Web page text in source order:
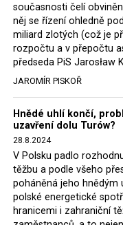
Rozhodnutí polského
německé, české a
představit, že by o
Bodnar. Musel získat
Stále jsou totiž platné
že důl i elektrárna
polského
se svými dceřinými
tisíc lidí. Navíc s
souvisí dalších
regionu. Zelená
Rozhodnutí
současnosti čelí
něj se řízení ohledně
miliard zlotých (což je
rozpočtu a v přepočtu
předseda PiS Jarosław
JAROMÍR PISKOŘ
Hnědé uhlí končí,
uzavření dolu Turów?
28.8.2024
V Polsku padlo
těžbu a podle všeho
poháněná jeho hnědým
polské energetické
hranicemi i zahraniční